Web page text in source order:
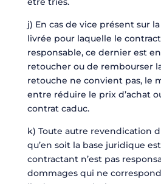
j) En cas de vice présent sur
livrée pour laquelle le
responsable, ce dernier est
retoucher ou de rembourser
retouche ne convient pas, le
entre réduire le prix d’achat
contrat caduc.
k) Toute autre revendication
qu’en soit la base juridique
contractant n’est pas
dommages qui ne